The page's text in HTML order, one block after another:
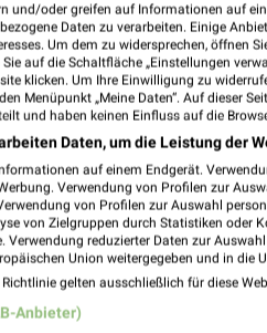
und/oder greifen auf Informationen auf
Daten zu verarbeiten. Einige
Um dem zu widersprechen, öffnen
auf die Schaltfläche „Einstellungen
klicken. Um Ihre Einwilligung zu
Menüpunkt „Meine Daten“. Auf dieser
und haben keinen Einfluss auf die
Daten, um die Leistung der
auf einem Endgerät.
Verwendung von Profilen zur
von Profilen zur Auswahl
von Zielgruppen durch Statistiken oder
Verwendung reduzierter Daten zur
Union weitergegeben und in die
gelten ausschließlich für diese
Anbieter)